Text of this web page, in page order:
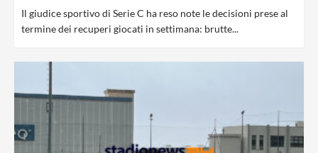
Il giudice sportivo di Serie C ha reso note le decisioni prese al
termine dei recuperi giocati in settimana: brutte...